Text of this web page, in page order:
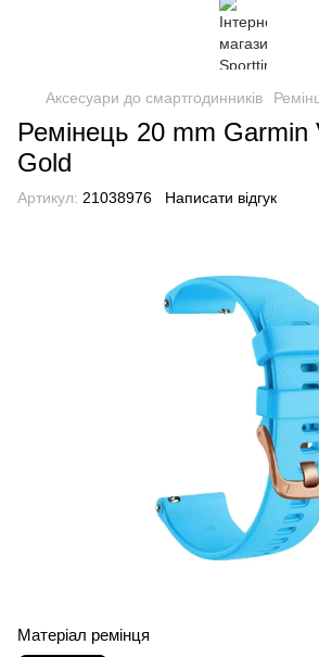
Аксесуари до смартгодинників
Ремінець 20 mm Garmin
Gold
Артикул: 21038976 Написати відгук
Матеріал ремінця